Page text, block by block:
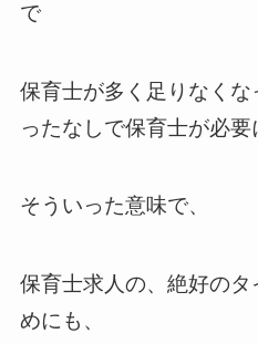
で
保育士が多く足りなく
ったなしで保育士が必要
そういった意味で、
保育士求人の、絶好の
めにも、